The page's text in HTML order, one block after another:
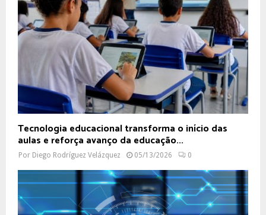
Tecnologia educacional transforma o início das
aulas e reforça avanço da educação...
Por Diego Rodríguez Velázquez 05/13/2026 0